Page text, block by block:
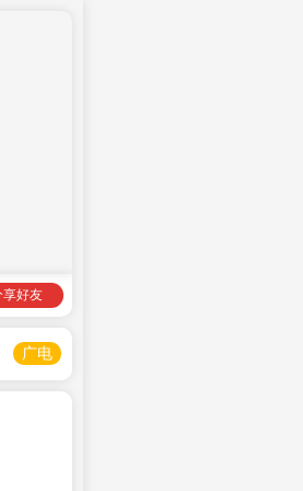
享好友
广电